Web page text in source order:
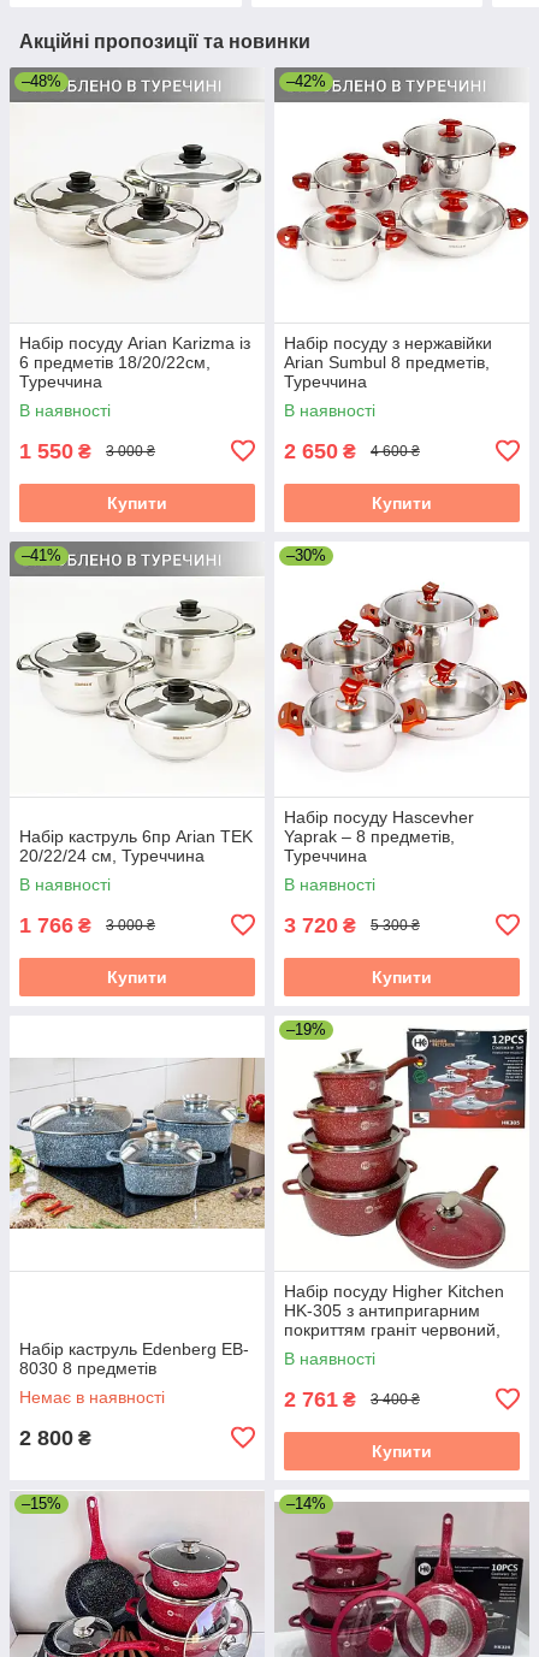
Акційні пропозиції та новинки
–48%
Набір посуду Arian Karizma із
6 предметів 18/20/22см,
Туреччина
В наявності
1 550 ₴ 3 000 ₴
Купити
–42%
Набір посуду з нержавійки
Arian Sumbul 8 предметів,
Туреччина
В наявності
2 650 ₴ 4 600 ₴
Купити
–41%
Набір каструль 6пр Arian TEK
20/22/24 см, Туреччина
В наявності
1 766 ₴ 3 000 ₴
Купити
–30%
Набір посуду Hascevher
Yaprak – 8 предметів,
Туреччина
В наявності
3 720 ₴ 5 300 ₴
Купити
Набір каструль Edenberg EB-
8030 8 предметів
Немає в наявності
2 800 ₴
–19%
Набір посуду Higher Kitchen
HK-305 з антипригарним
покриттям граніт червоний,
каструлі+сковорідка
В наявності
2 761 ₴ 3 400 ₴
Купити
–15% –14%